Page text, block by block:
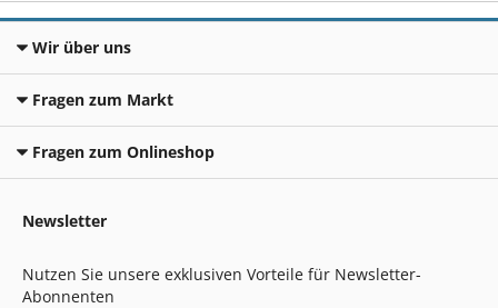
Wir über uns
Fragen zum Markt
Fragen zum Onlineshop
Newsletter
Nutzen Sie unsere exklusiven Vorteile für Newsletter-
Abonnenten